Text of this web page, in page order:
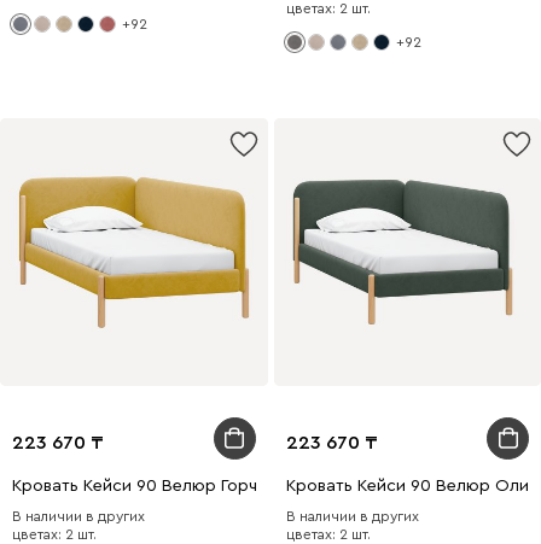
+92
цветах: 2 шт.
+92
223 670
Кровать Кейси 90 Велюр Горчичный
В наличии в других
цветах: 2 шт.
223 670
Кровать Кейси 90 Велюр
В наличии в других
цветах: 2 шт.